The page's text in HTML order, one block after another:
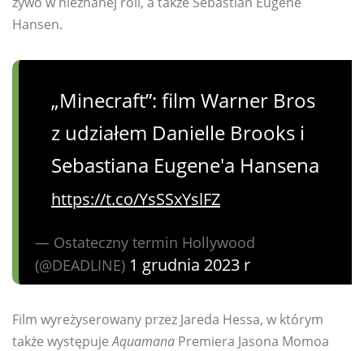
Hansen.
„Minecraft”: film Warner Bros
z udziałem Danielle Brooks i
Sebastiana Eugene'a Hansena
https://t.co/YsSSxYslFZ
— Ostateczny termin Hollywood
(@DEADLINE) 1 grudnia 2023 r
Film wyreżyserowany przez Jareda Hessa, w którym
także występujeAquamana Premiera Jasona Momoa